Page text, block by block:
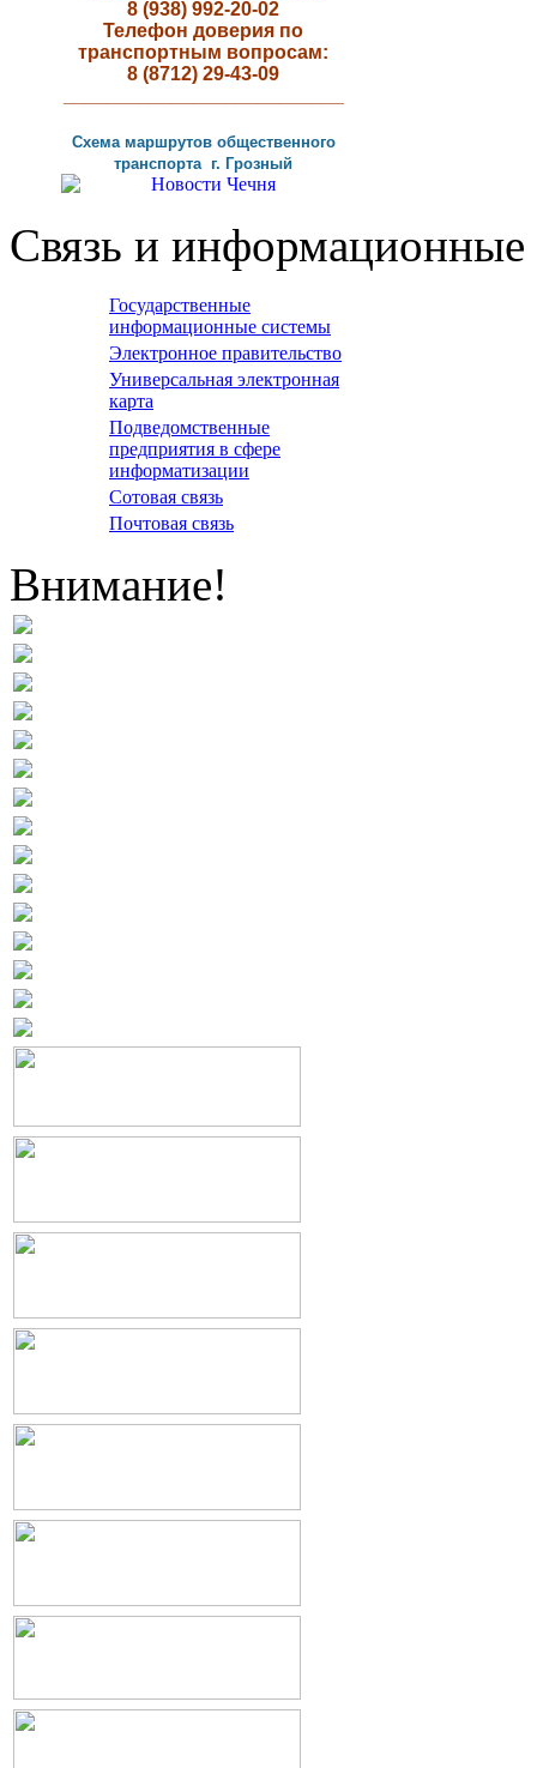
8 (938) 992-20-02
Телефон доверия по
транспортным вопросам:
8 (8712) 29-43-09
Схема маршрутов общественного
транспорта г. Грозный
Связь и информационные
Государственные
информационные системы
Электронное правительство
Универсальная электронная
карта
Подведомственные
предприятия в сфере
информатизации
Сотовая связь
Почтовая связь
Внимание!